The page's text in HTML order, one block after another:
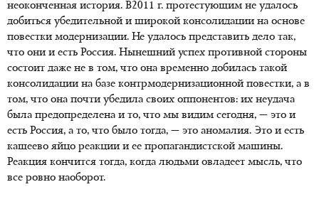
неоконченная история. В2011 г. протестующим не удалось
добиться убедительной и широкой консолидации на основе
повестки модернизации. Не удалось представить дело так,
что они и есть Россия. Нынешний успех противной стороны
состоит даже не в том, что она временно добилась такой
консолидации на базе контрмодернизационной повестки, а в
том, что она почти убедила своих оппонентов: их неудача
была предопределена и то, что мы видим сегодня, — это и
есть Россия, а то, что было тогда, — это аномалия. Это и есть
кащеево яйцо реакции и ее пропагандистской машины.
Реакция кончится тогда, когда людьми овладеет мысль, что
все ровно наоборот.